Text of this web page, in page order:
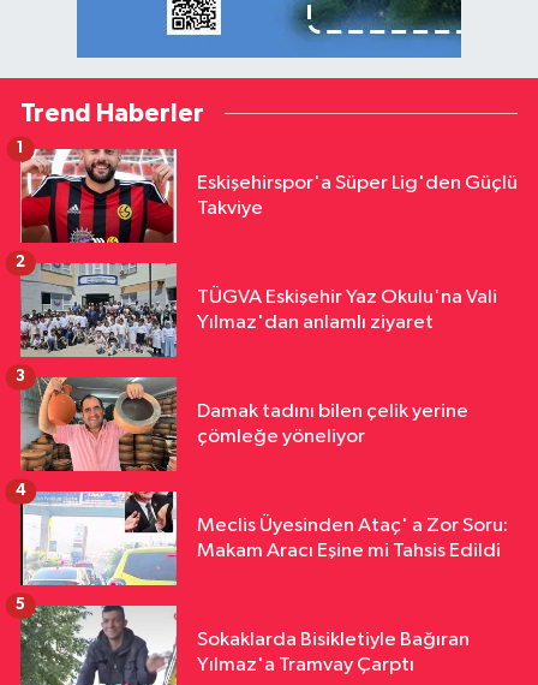
Trend Haberler
Eskişehirspor'a Süper Lig'den Güçlü
Takviye
1
TÜGVA Eskişehir Yaz Okulu'na Vali
Yılmaz'dan anlamlı ziyaret
2
Damak tadını bilen çelik yerine
çömleğe yöneliyor
3
Meclis Üyesinden Ataç' a Zor Soru:
Makam Aracı Eşine mi Tahsis Edildi
4
Sokaklarda Bisikletiyle Bağıran
Yılmaz'a Tramvay Çarptı
5